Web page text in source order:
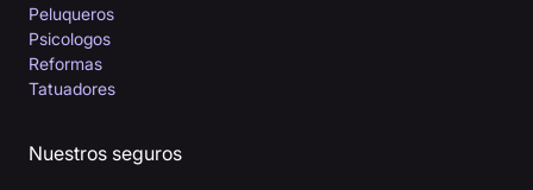
Peluqueros
Psicologos
Reformas
Tatuadores
Nuestros seguros